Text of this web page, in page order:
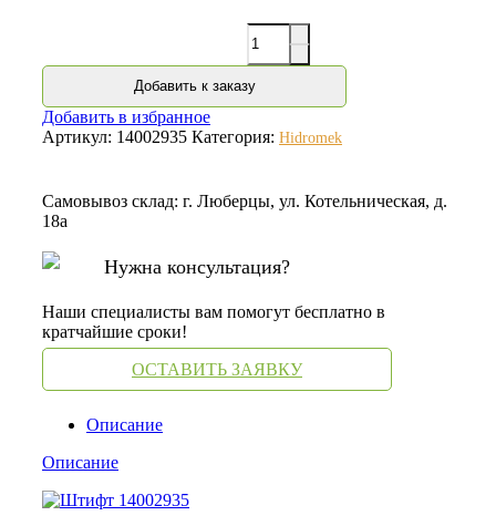
Количество
Добавить к заказу
Добавить в избранное
Артикул: 14002935 Категория: Hidromek
Самовывоз склад: г. Люберцы, ул. Котельническая, д.
18а
Нужна консультация?
Наши специалисты вам помогут бесплатно в
кратчайшие сроки!
ОСТАВИТЬ ЗАЯВКУ
Описание
Описание